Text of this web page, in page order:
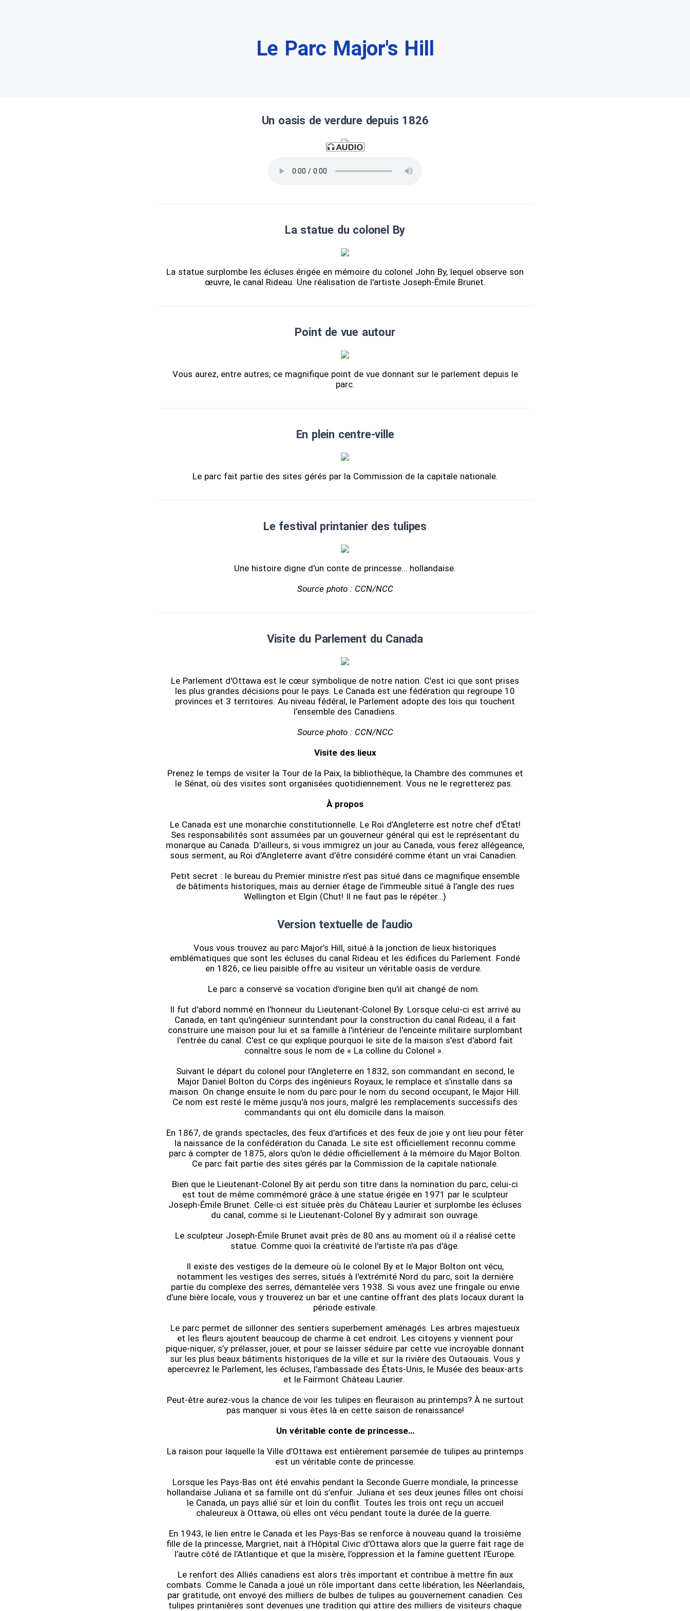
Le Parc Major's Hill
Un oasis de verdure depuis 1826
La statue du colonel By
La statue surplombe les écluses érigée en mémoire du colonel John By, lequel observe son
œuvre, le canal Rideau. Une réalisation de l'artiste Joseph-Émile Brunet.
Point de vue autour
Vous aurez, entre autres, ce magnifique point de vue donnant sur le parlement depuis le
parc.
En plein centre-ville
Le parc fait partie des sites gérés par la Commission de la capitale nationale.
Le festival printanier des tulipes
Une histoire digne d'un conte de princesse… hollandaise.
Source photo : CCN/NCC
Visite du Parlement du Canada
Le Parlement d'Ottawa est le cœur symbolique de notre nation. C’est ici que sont prises
les plus grandes décisions pour le pays. Le Canada est une fédération qui regroupe 10
provinces et 3 territoires. Au niveau fédéral, le Parlement adopte des lois qui touchent
l’ensemble des Canadiens.
Source photo : CCN/NCC
Visite des lieux
Prenez le temps de visiter la Tour de la Paix, la bibliothèque, la Chambre des communes et
le Sénat, où des visites sont organisées quotidiennement. Vous ne le regretterez pas.
À propos
Le Canada est une monarchie constitutionnelle. Le Roi d’Angleterre est notre chef d'État!
Ses responsabilités sont assumées par un gouverneur général qui est le représentant du
monarque au Canada. D’ailleurs, si vous immigrez un jour au Canada, vous ferez allégeance,
sous serment, au Roi d’Angleterre avant d’être considéré comme étant un vrai Canadien.
Petit secret : le bureau du Premier ministre n’est pas situé dans ce magnifique ensemble
de bâtiments historiques, mais au dernier étage de l’immeuble situé à l’angle des rues
Wellington et Elgin (Chut! Il ne faut pas le répéter…)
Version textuelle de l'audio
Vous vous trouvez au parc Major’s Hill, situé à la jonction de lieux historiques
emblématiques que sont les écluses du canal Rideau et les édifices du Parlement. Fondé
en 1826, ce lieu paisible offre au visiteur un véritable oasis de verdure.
Le parc a conservé sa vocation d'origine bien qu'il ait changé de nom.
Il fut d'abord nommé en l’honneur du Lieutenant-Colonel By. Lorsque celui-ci est arrivé au
Canada, en tant qu'ingénieur surintendant pour la construction du canal Rideau, il a fait
construire une maison pour lui et sa famille à l'intérieur de l'enceinte militaire surplombant
l'entrée du canal. C'est ce qui explique pourquoi le site de la maison s'est d'abord fait
connaître sous le nom de « La colline du Colonel ».
Suivant le départ du colonel pour l'Angleterre en 1832, son commandant en second, le
Major Daniel Bolton du Corps des ingénieurs Royaux, le remplace et s’installe dans sa
maison. On change ensuite le nom du parc pour le nom du second occupant, le Major Hill.
Ce nom est resté le même jusqu'à nos jours, malgré les remplacements successifs des
commandants qui ont élu domicile dans la maison.
En 1867, de grands spectacles, des feux d’artifices et des feux de joie y ont lieu pour fêter
la naissance de la confédération du Canada. Le site est officiellement reconnu comme
parc à compter de 1875, alors qu'on le dédie officiellement à la mémoire du Major Bolton.
Ce parc fait partie des sites gérés par la Commission de la capitale nationale.
Bien que le Lieutenant-Colonel By ait perdu son titre dans la nomination du parc, celui-ci
est tout de même commémoré grâce à une statue érigée en 1971 par le sculpteur
Joseph-Émile Brunet. Celle-ci est située près du Château Laurier et surplombe les écluses
du canal, comme si le Lieutenant-Colonel By y admirait son ouvrage.
Le sculpteur Joseph-Émile Brunet avait près de 80 ans au moment où il a réalisé cette
statue. Comme quoi la créativité de l'artiste n'a pas d'âge.
Il existe des vestiges de la demeure où le colonel By et le Major Bolton ont vécu,
notamment les vestiges des serres, situés à l'extrémité Nord du parc, soit la dernière
partie du complexe des serres, démantelée vers 1938. Si vous avez une fringale ou envie
d’une bière locale, vous y trouverez un bar et une cantine offrant des plats locaux durant la
période estivale.
Le parc permet de sillonner des sentiers superbement aménagés. Les arbres majestueux
et les fleurs ajoutent beaucoup de charme à cet endroit. Les citoyens y viennent pour
pique-niquer, s’y prélasser, jouer, et pour se laisser séduire par cette vue incroyable donnant
sur les plus beaux bâtiments historiques de la ville et sur la rivière des Outaouais. Vous y
apercevrez le Parlement, les écluses, l’ambassade des États-Unis, le Musée des beaux-arts
et le Fairmont Château Laurier.
Peut-être aurez-vous la chance de voir les tulipes en fleuraison au printemps? À ne surtout
pas manquer si vous êtes là en cette saison de renaissance!
Un véritable conte de princesse…
La raison pour laquelle la Ville d’Ottawa est entièrement parsemée de tulipes au printemps
est un véritable conte de princesse.
Lorsque les Pays-Bas ont été envahis pendant la Seconde Guerre mondiale, la princesse
hollandaise Juliana et sa famille ont dû s’enfuir. Juliana et ses deux jeunes filles ont choisi
le Canada, un pays allié sûr et loin du conflit. Toutes les trois ont reçu un accueil
chaleureux à Ottawa, où elles ont vécu pendant toute la durée de la guerre.
En 1943, le lien entre le Canada et les Pays-Bas se renforce à nouveau quand la troisième
fille de la princesse, Margriet, nait à l’Hôpital Civic d’Ottawa alors que la guerre fait rage de
l’autre côté de l’Atlantique et que la misère, l’oppression et la famine guettent l’Europe.
Le renfort des Alliés canadiens est alors très important et contribue à mettre fin aux
combats. Comme le Canada a joué un rôle important dans cette libération, les Néerlandais,
par gratitude, ont envoyé des milliers de bulbes de tulipes au gouvernement canadien. Ces
tulipes printanières sont devenues une tradition qui attire des milliers de visiteurs chaque